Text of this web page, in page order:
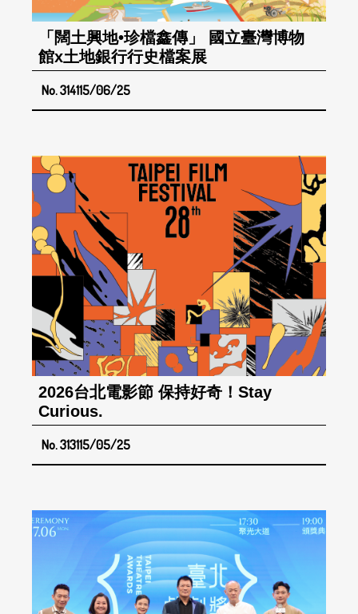
「闊土興地•珍檔鑫傳」 國立臺灣博物
館x土地銀行行史檔案展
No. 314115/06/25
2026台北電影節 保持好奇！Stay
Curious.
No. 313115/05/25